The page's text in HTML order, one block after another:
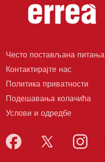
Често постављана питања
Контактирајте нас
Политика приватности
Подешавања колачића
Услови и одредбе